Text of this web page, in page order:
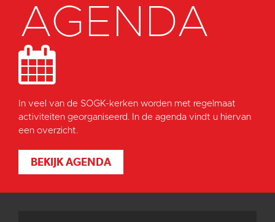
AGENDA
In veel van de SOGK-kerken worden met regelmaat
activiteiten georganiseerd. In de agenda vindt u hiervan
een overzicht.
BEKIJK AGENDA